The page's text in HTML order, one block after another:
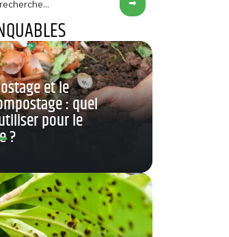
et le
: quel
pour le
?